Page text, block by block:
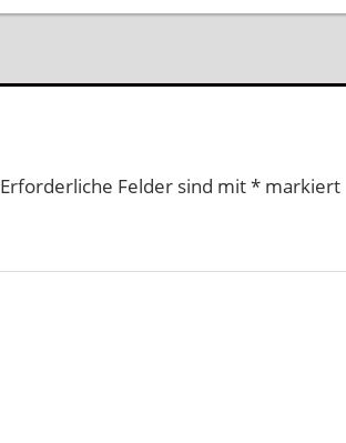
Erforderliche Felder sind mit*markiert